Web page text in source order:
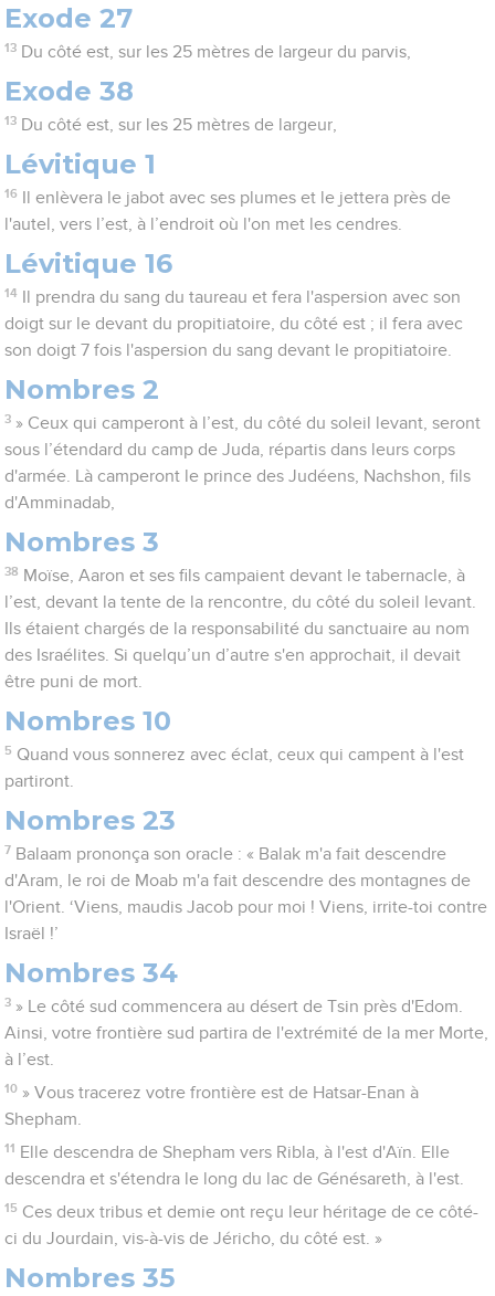
Exode 27
13 Du côté est, sur les 25 mètres de largeur du parvis,
Exode 38
13 Du côté est, sur les 25 mètres de largeur,
Lévitique 1
16
Il enlèvera le jabot avec ses plumes et le jettera près de
l'autel, vers l’est, à l’endroit où l'on met les cendres.
Lévitique 16
14
Il prendra du sang du taureau et fera l'aspersion avec son
doigt sur le devant du propitiatoire, du côté est ; il fera avec
son doigt 7 fois l'aspersion du sang devant le propitiatoire.
Nombres 2
3 » Ceux qui camperont à l’est, du côté du soleil levant, seront
sous l’étendard du camp de Juda, répartis dans leurs corps
d'armée. Là camperont le prince des Judéens, Nachshon, fils
d'Amminadab,
Nombres 3
38 Moïse, Aaron et ses fils campaient devant le tabernacle, à
l’est, devant la tente de la rencontre, du côté du soleil levant.
Ils étaient chargés de la responsabilité du sanctuaire au nom
des Israélites. Si quelqu’un d’autre s'en approchait, il devait
être puni de mort.
Nombres 10
5 Quand vous sonnerez avec éclat, ceux qui campent à l'est
partiront.
Nombres 23
7 Balaam prononça son oracle : « Balak m'a fait descendre
d'Aram, le roi de Moab m'a fait descendre des montagnes de
l'Orient. ‘Viens, maudis Jacob pour moi ! Viens, irrite-toi contre
Israël !’
Nombres 34
3 » Le côté sud commencera au désert de Tsin près d'Edom.
Ainsi, votre frontière sud partira de l'extrémité de la mer Morte,
à l’est.
10 » Vous tracerez votre frontière est de Hatsar-Enan à
Shepham.
11 Elle descendra de Shepham vers Ribla, à l'est d'Aïn. Elle
descendra et s'étendra le long du lac de Génésareth, à l'est.
15 Ces deux tribus et demie ont reçu leur héritage de ce côté-
ci du Jourdain, vis-à-vis de Jéricho, du côté est. »
Nombres 35